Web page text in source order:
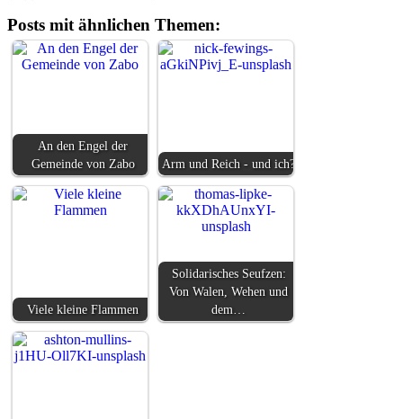
Posts mit ähnlichen Themen:
An den Engel der
Gemeinde von Zabo
Arm und Reich - und ich?
Viele kleine Flammen
Solidarisches Seufzen:
Von Walen, Wehen und
dem…